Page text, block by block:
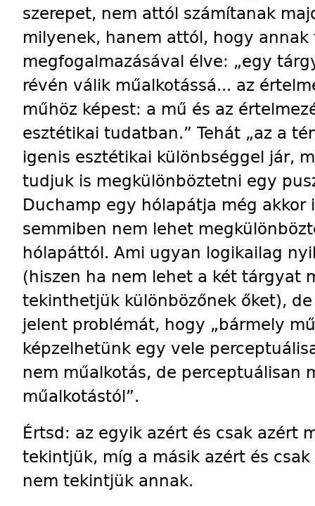
szerepet, nem attól számítanak
milyenek, hanem attól, hogy
megfogalmazásával élve: „egy
révén válik műalkotássá... az
műhöz képest: a mű és az
esztétikai tudatban.” Tehát „az a
igenis esztétikai különbséggel jár,
tudjuk is megkülönböztetni egy
Duchamp egy hólapátja még akkor
semmiben nem lehet
hólapáttól. Ami ugyan logikailag
(hiszen ha nem lehet a két tárgyat
tekinthetjük külön­bözőnek őket),
jelent problémát, hogy „bármely
képzelhetünk egy vele
nem műalkotás, de perceptuálisan
műalkotástól”.
Értsd: az egyik azért és csak azért
tekintjük, míg a másik azért és
nem tekintjük annak.